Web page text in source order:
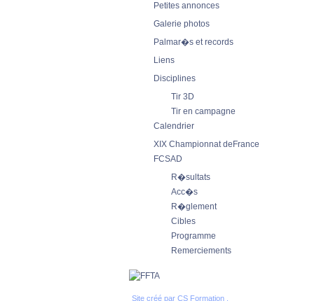
Petites annonces
Galerie photos
Palmar�s et records
Liens
Disciplines
Tir 3D
Tir en campagne
Calendrier
XIX Championnat deFrance
FCSAD
R�sultats
Acc�s
R�glement
Cibles
Programme
Remerciements
Site créé par CS Formation .